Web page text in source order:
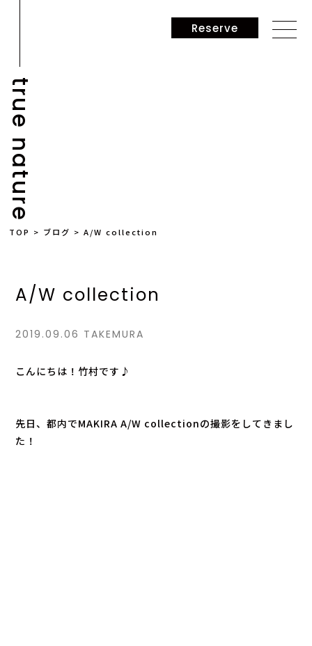
Reserve
true nature
TOP > ブログ >A/W collection
A/W collection
2019.09.06 TAKEMURA
こんにちは！竹村です♪
先日、都内でMAKIRA A/W collectionの撮影をしてきまし
た！